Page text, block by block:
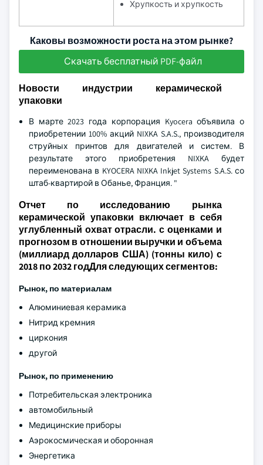
Хрупкость и хрупкость
Каковы возможности роста на этом рынке?
Скачать бесплатный PDF-файл
Новости индустрии керамической
упаковки
В марте 2023 года корпорация Kyocera объявила о
приобретении 100% акций NIXKA S.A.S., производителя
струйных принтов для двигателей и систем. В
результате этого приобретения NIXKA будет
переименована в KYOCERA NIXKA Inkjet Systems S.A.S. со
штаб-квартирой в Обанье, Франция. "
Отчет по исследованию рынка
керамической упаковки включает в себя
углубленный охват отрасли. с оценками и
прогнозом в отношении выручки и объема
(миллиард долларов США) (тонны кило) с
2018 по 2032 годДля следующих сегментов:
Рынок, по материалам
Алюминиевая керамика
Нитрид кремния
циркония
другой
Рынок, по применению
Потребительская электроника
автомобильный
Медицинские приборы
Аэрокосмическая и оборонная
Энергетика